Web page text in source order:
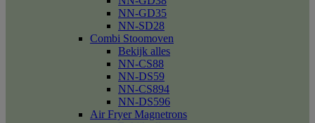
NN-GD35
NN-SD28
Combi Stoomoven
Bekijk alles
NN-CS88
NN-DS59
NN-CS894
NN-DS596
Air Fryer Magnetrons